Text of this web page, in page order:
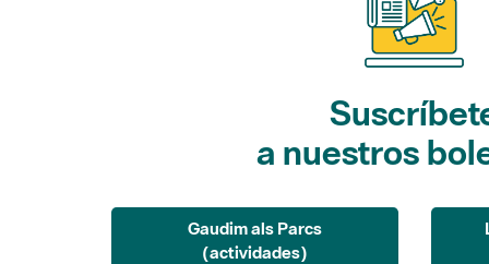
a nuestros
Gaudim als Parcs
(actividades)